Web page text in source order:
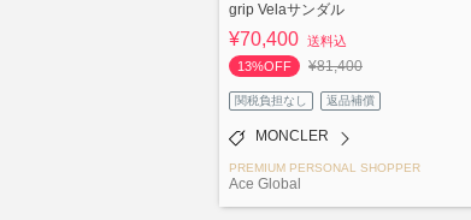
grip Velaサンダル
¥70,400 送料込
13%OFF
¥81,400
関税負担なし 返品補償
MONCLER
PREMIUM PERSONAL SHOPPER
Ace Global